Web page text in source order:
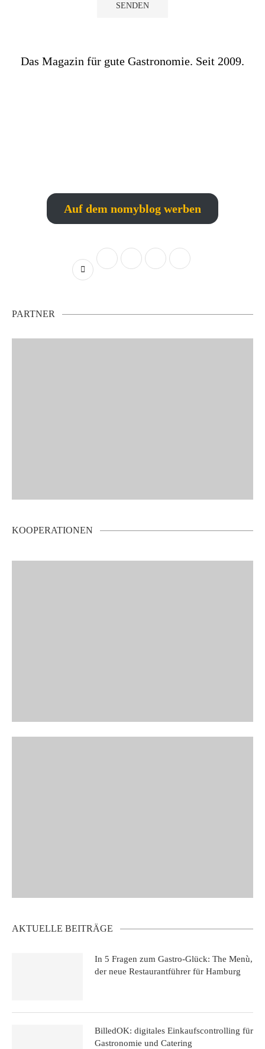
Das Magazin für gute Gastronomie. Seit 2009.
Auf dem nomyblog werben
PARTNER
KOOPERATIONEN
AKTUELLE BEITRÄGE
In 5 Fragen zum Gastro-Glück: The Menù,
der neue Restaurantführer für Hamburg
BilledOK: digitales Einkaufscontrolling für
Gastronomie und Catering